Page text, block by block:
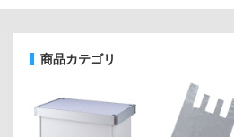
商品カテゴリ